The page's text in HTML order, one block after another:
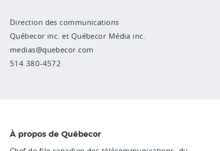
Direction des communications
Québecor inc. et Québecor Média inc.
medias@quebecor.com
514 380-4572
À propos de Québecor